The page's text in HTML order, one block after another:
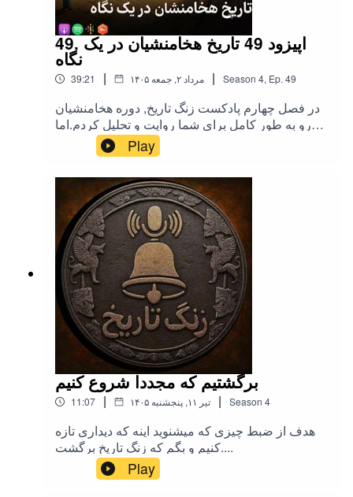
49. اپیزود 49 تاریخ هخامنشیان در یک
نگاه
39:21 | ۱۴۰۵ مرداد ۲, جمعه | Season 4, Ep. 49
در فصل چهارم پادکست زنگ تاریخ, دوره هخامنشیان
رو به طور کامل برای شما روایت و تحلیل کردم.اما
تعدادی از شما دوستان درخواست کرده بودید که
خلاصه ای از این دوره در قالب یک اپیزود ارائه بشه.این
اپیزود صرفا جنبه یاداوری مطالب مهم دوره
هخامنشیان رو داره و شما رو از بیشتر دانستن در باره
تاریخ این دوره بی نیاز نمیکنه. بنابراین ضمن شنیدن این
قسمت, حتما فصل چهارم رو از ابتدا بشنوید.تهیه,
تدوین و اجرا:: میلاد نصرتیلینک کانال یوتیوب زنگ تاریخ
|صفحه اینستاگرام زنگ تاریخ | کانال تلگرام زنگ تاریخ
Play
برگشتیم که مجددا شروع کنیم
11:07 | ۱۴۰۵ تیر ۱۱, پنجشنبه | Season 4
هدف از ضبط چیزی که میشنوید اینه که دیداری تازه
کنیم و بگم که زنگ تاریخ برگشت....
Play